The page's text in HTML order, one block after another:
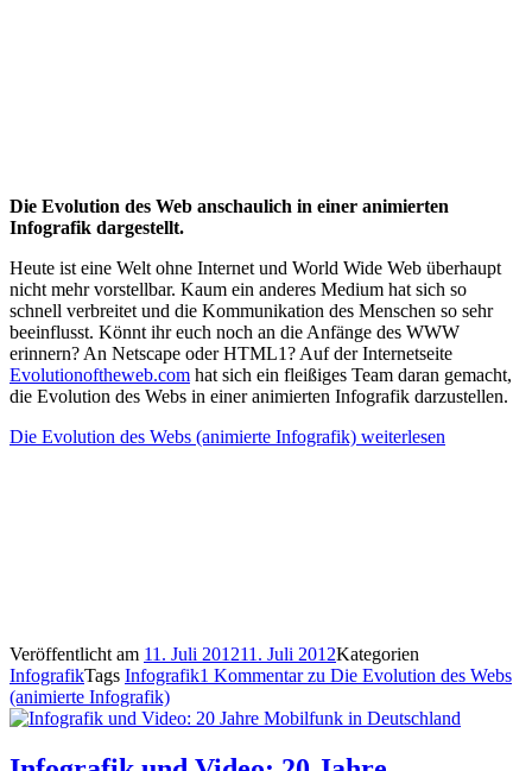
Die Evolution des Web anschaulich in einer animierten
Infografik dargestellt.
Heute ist eine Welt ohne Internet und World Wide Web überhaupt
nicht mehr vorstellbar. Kaum ein anderes Medium hat sich so
schnell verbreitet und die Kommunikation des Menschen so sehr
beeinflusst. Könnt ihr euch noch an die Anfänge des WWW
erinnern? An Netscape oder HTML1? Auf der Internetseite
Evolutionoftheweb.com hat sich ein fleißiges Team daran gemacht,
die Evolution des Webs in einer animierten Infografik darzustellen.
Die Evolution des Webs (animierte Infografik) weiterlesen
Veröffentlicht am 11. Juli 201211. Juli 2012Kategorien
InfografikTags Infografik1 Kommentarzu Die Evolution des Webs
(animierte Infografik)